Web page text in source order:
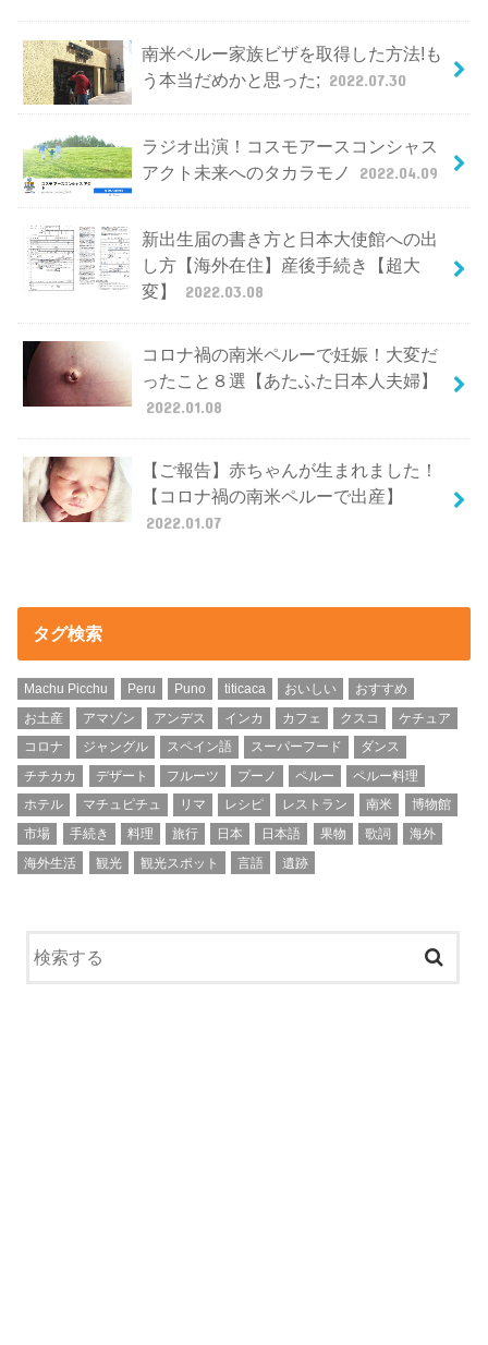
南米ペルー家族ビザを取得した方法!も
う本当だめかと思った; 2022.07.30
ラジオ出演！コスモアースコンシャス
アクト未来へのタカラモノ
2022.04.09
新出生届の書き方と日本大使館への出
し方【海外在住】産後手続き【超大
変】
2022.03.08
コロナ禍の南米ペルーで妊娠！大変だ
ったこと８選【あたふた日本人夫婦】
2022.01.08
【ご報告】赤ちゃんが生まれました！
【コロナ禍の南米ペルーで出産】
2022.01.07
タグ検索
Machu Picchu Peru Puno titicaca おいしい
おすすめ
お土産
アマゾン アンデス インカ カフェ クスコ
ケチュア
コロナ
ジャングル スペイン語 スーパーフード
ダンス
チチカカ
デザート フルーツ プーノ ペルー
ペルー料理
ホテル
マチュピチュ リマ レシピ レストラン 南米
博物館
市場
手続き 料理 旅行 日本 日本語 果物 歌詞
海外
海外生活
観光 観光スポット 言語 遺跡